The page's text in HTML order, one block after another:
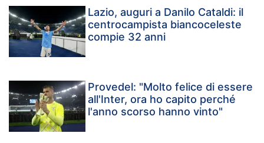
Lazio, auguri a Danilo Cataldi: il
centrocampista biancoceleste
compie 32 anni
Provedel: "Molto felice di essere
all'Inter, ora ho capito perché
l'anno scorso hanno vinto"